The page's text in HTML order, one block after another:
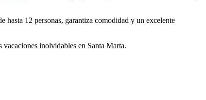
hasta 12 personas, garantiza comodidad y un excelente
vacaciones inolvidables en Santa Marta.